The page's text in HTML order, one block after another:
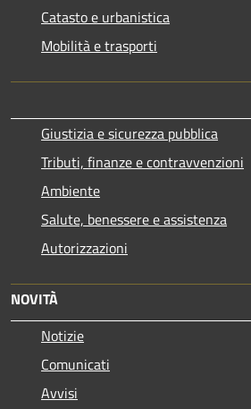
Catasto e urbanistica
Mobilità e trasporti
Giustizia e sicurezza pubblica
Tributi, finanze e contravvenzioni
Ambiente
Salute, benessere e assistenza
Autorizzazioni
NOVITÀ
Notizie
Comunicati
Avvisi